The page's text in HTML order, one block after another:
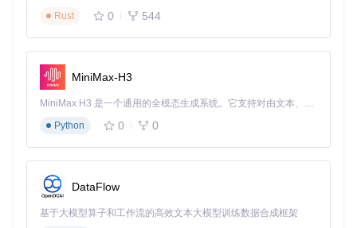
COLMAP支持两视图和多视图三角化：
多视图：构建最小二乘问题，调用TriangulateMultiViewPoi
nt函数求解
关键代码逻辑如下：
} else
{
// 多视图三角化
TriangulateMultiViewPoint(所有投影矩阵, 所有图像点, &三维
Rust
0 544
MiniMax-H3
MiniMax H3 是一个通用的全模态生成系统。它支持对由文本、图像、视频和音频组成的多模态上下文进行统一理解，并能生成分辨率高达 2K、时长可达 15 秒的带原生立体声音频的视频。得益于面向任务泛化的系统设计，H3 在预训练阶段就已具备广泛的多模态上下文理解与生成能力，能够出色地执行复杂的多模态指令。
Python
0 0
DataFlow
基于大模型算子和工作流的高效文本大模型训练数据合成框架